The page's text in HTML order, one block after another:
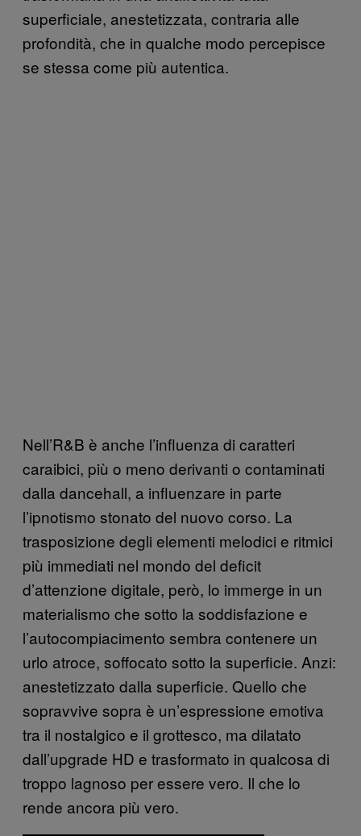
superficiale, anestetizzata, contraria alle
profondità, che in qualche modo percepisce
se stessa come più autentica.
Nell’R&B è anche l’influenza di caratteri
caraibici, più o meno derivanti o contaminati
dalla dancehall, a influenzare in parte
l’ipnotismo stonato del nuovo corso. La
trasposizione degli elementi melodici e ritmici
più immediati nel mondo del deficit
d’attenzione digitale, però, lo immerge in un
materialismo che sotto la soddisfazione e
l’autocompiacimento sembra contenere un
urlo atroce, soffocato sotto la superficie. Anzi:
anestetizzato dalla superficie. Quello che
sopravvive sopra è un’espressione emotiva
tra il nostalgico e il grottesco, ma dilatato
dall’upgrade HD e trasformato in qualcosa di
troppo lagnoso per essere vero. Il che lo
rende ancora più vero.